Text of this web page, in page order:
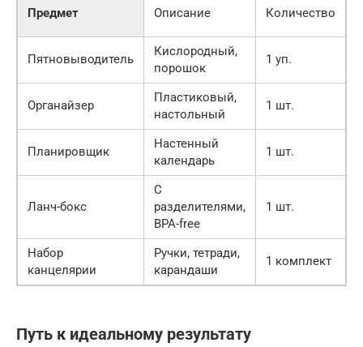
Предмет Описание Количество
Пятновыводитель
Кислородный,
порошок
1 уп.
Органайзер
Пластиковый,
настольный
1 шт.
Планировщик
Настенный
календарь
1 шт.
Ланч-бокс
С
разделителями,
BPA-free
1 шт.
Набор
канцелярии
Ручки, тетради,
карандаши
1 комплект
Путь к идеальному результату